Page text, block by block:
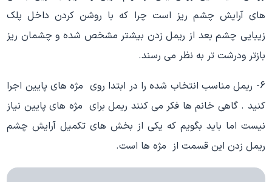
های آرایش چشم ریز است چرا که با روشن کردن داخل پلک
زیبایی چشم بعد از ریمل زدن بیشتر مشخص شده و چشمان ریز
بازتر ودرشت تر به نظر می رسند.
6- ریمل مناسب انتخاب شده را در ابتدا روی مژه های پایین اجرا
کنید . گاهی خانم ها فکر می کنند ریمل برای مژه های پایین نیاز
نیست اما باید بگویم که یکی از بخش های تکمیل آرایش چشم
ریمل زدن این قسمت از مژه ها است.